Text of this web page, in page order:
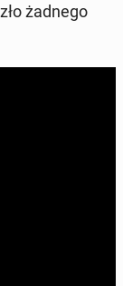
żadnego